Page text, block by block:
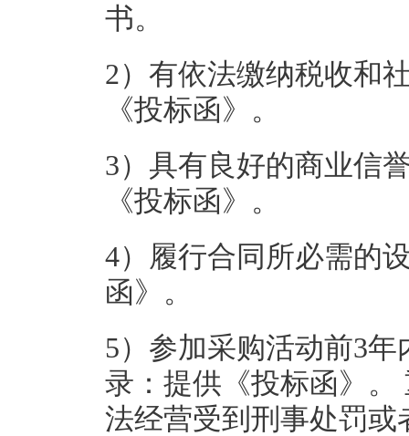
书。
2）有依法缴纳税收和
《投标函》。
3）具有良好的商业信
《投标函》。
4）履行合同所必需的
函》。
5）参加采购活动前3
录：提供《投标函》
法经营受到刑事处罚